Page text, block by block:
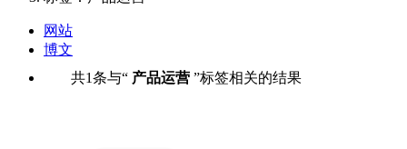
网站
博文
共1条与“ 产品运营 ”标签相关的结果